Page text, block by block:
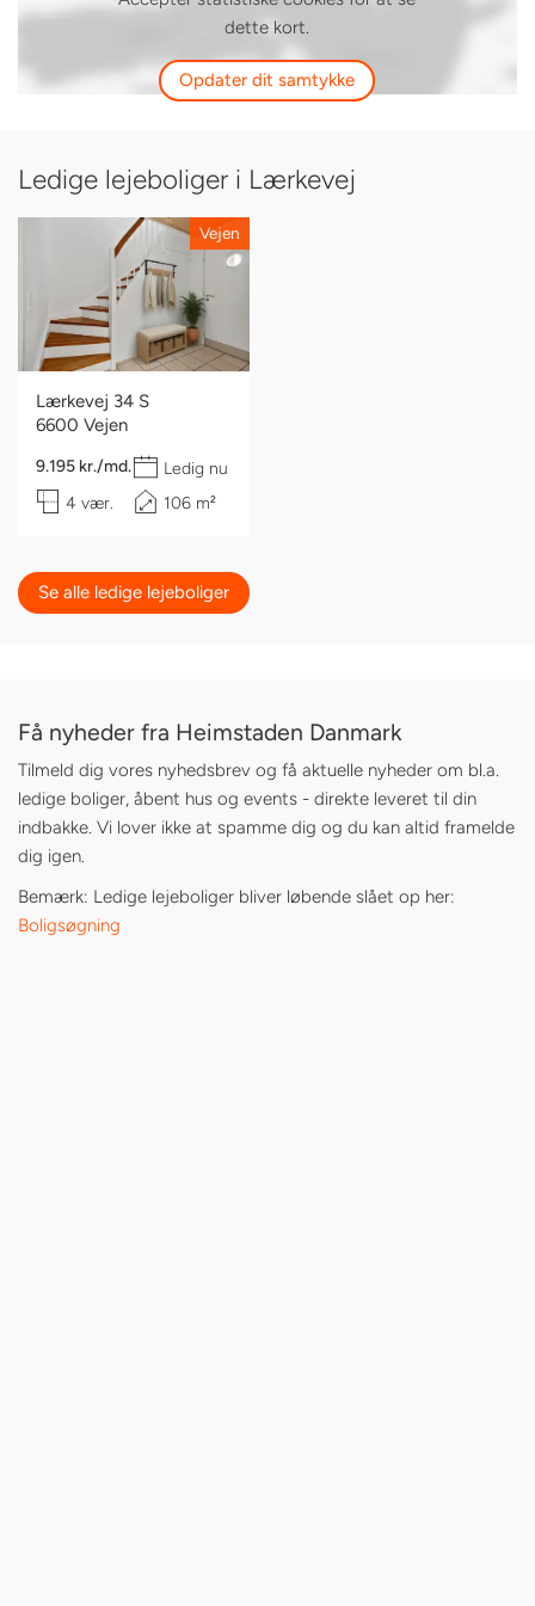
dette kort.
Opdater dit samtykke
Ledige lejeboliger i Lærkevej
Vejen
Lærkevej 34 S
6600 Vejen
9.195 kr./md.
Ledig nu
4 vær.
106 m²
Se alle ledige lejeboliger
Få nyheder fra Heimstaden Danmark
Tilmeld dig vores nyhedsbrev og få aktuelle nyheder om bl.a.
ledige boliger, åbent hus og events - direkte leveret til din
indbakke. Vi lover ikke at spamme dig og du kan altid framelde
dig igen.
Bemærk: Ledige lejeboliger bliver løbende slået op her:
Boligsøgning